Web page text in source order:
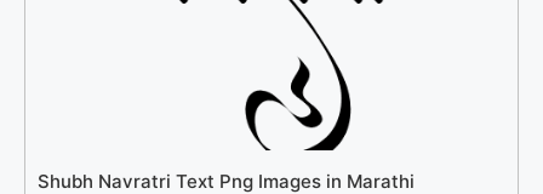
Shubh Navratri Text Png Images in Marathi